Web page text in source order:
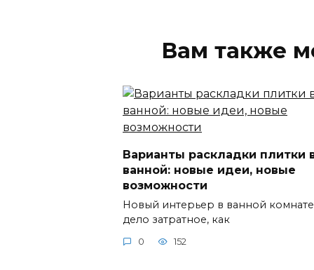
Вам также
Варианты раскладки плитки
ванной: новые идеи, новые
возможности
Новый интерьер в ванной комнате
дело затратное, как
0 152